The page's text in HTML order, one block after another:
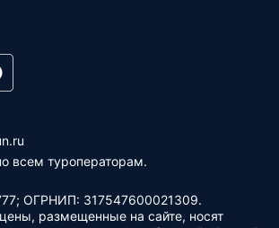
всем туроператорам.
ОГРНИП: 317547600021309.
размещенные на сайте, носят